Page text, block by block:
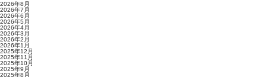
2026年8月
2026年7月
2026年6月
2026年5月
2026年4月
2026年3月
2026年2月
2026年1月
2025年12月
2025年11月
2025年10月
2025年9月
2025年8月